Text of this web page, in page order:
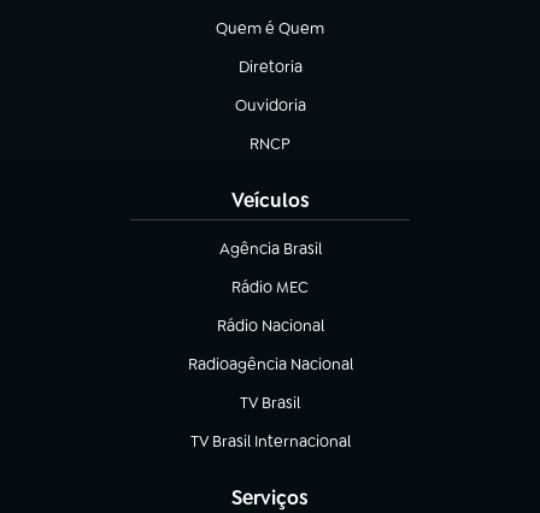
Quem é Quem
(abre em nova aba)
Diretoria
(abre em nova aba)
Ouvidoria
(abre em nova aba)
RNCP
(abre em nova aba)
Veículos
Agência Brasil
(abre em nova aba)
Rádio MEC
Rádio Nacional
(abre em nova aba)
Radioagência Nacional
(abre em nova aba)
TV Brasil
(abre em nova aba)
TV Brasil Internacional
(abre em nova aba)
Serviços